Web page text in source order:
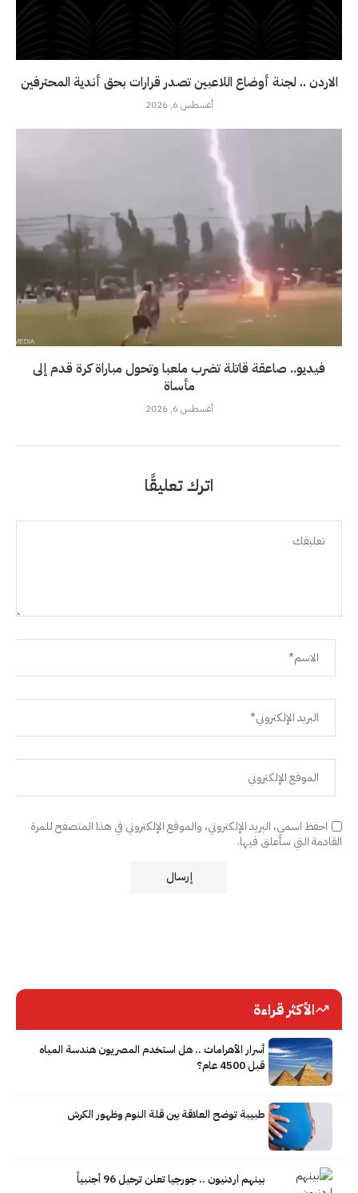
الاردن .. لجنة أوضاع اللاعبين تصدر قرارات بحق أندية المحترفين
أغسطس 6, 2026
فيديو.. صاعقة قاتلة تضرب ملعبا وتحول مباراة كرة قدم إلى
مأساة
أغسطس 6, 2026
اترك تعليقًا
احفظ اسمي، البريد الإلكتروني، والموقع الإلكتروني في هذا المتصفح للمرة
القادمة التي سأعلق فيها.
الأكثر قراءة
أسرار الأهرامات .. هل استخدم المصريون هندسة المياه
قبل 4500 عام؟
طبيبة توضح العلاقة بين قلة النوم وظهور الكرش
بينهم اردنيون .. جورجيا تعلن ترحيل 96 أجنبياً